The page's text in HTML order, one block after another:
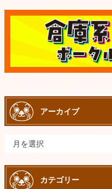
アーカイブ
カテゴリー